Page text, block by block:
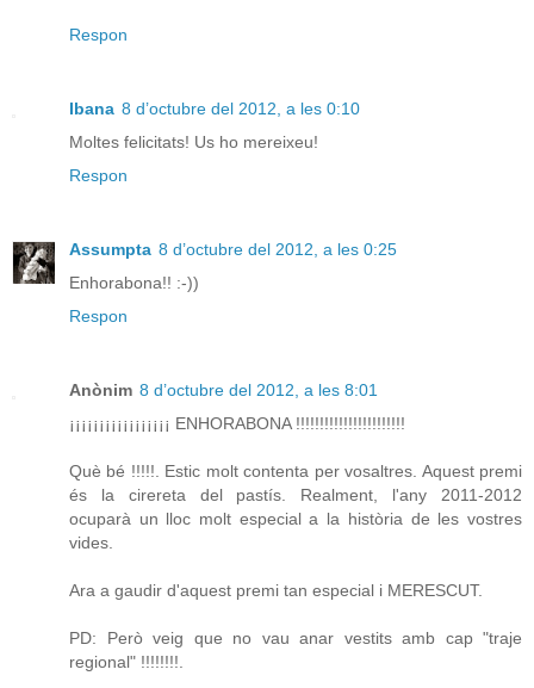
Respon
Ibana 8 d’octubre del 2012, a les 0:10
Moltes felicitats! Us ho mereixeu!
Respon
Assumpta 8 d’octubre del 2012, a les 0:25
Enhorabona!! :-))
Respon
Anònim 8 d’octubre del 2012, a les 8:01
¡¡¡¡¡¡¡¡¡¡¡¡¡¡¡¡¡ ENHORABONA !!!!!!!!!!!!!!!!!!!!!!!
Què bé !!!!!. Estic molt contenta per vosaltres. Aquest premi
és la cirereta del pastís. Realment, l'any 2011-2012
ocuparà un lloc molt especial a la història de les vostres
vides.
Ara a gaudir d'aquest premi tan especial i MERESCUT.
PD: Però veig que no vau anar vestits amb cap "traje
regional" !!!!!!!!.